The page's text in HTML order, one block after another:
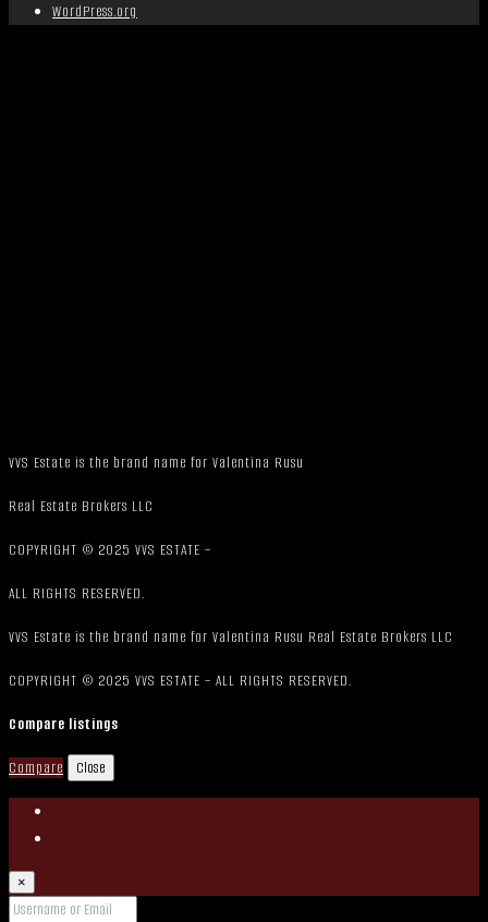
WordPress.org
VVS Estate is the brand name for Valentina Rusu
Real Estate Brokers LLC
COPYRIGHT © 2025 VVS ESTATE –
ALL RIGHTS RESERVED.
VVS Estate is the brand name for Valentina Rusu Real Estate Brokers LLC
COPYRIGHT © 2025 VVS ESTATE – ALL RIGHTS RESERVED.
Compare listings
Compare Close
×